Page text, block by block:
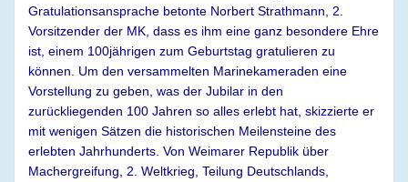
Gratulationsansprache betonte Norbert Strathmann, 2.
Vorsitzender der MK, dass es ihm eine ganz besondere Ehre
ist, einem 100jährigen zum Geburtstag gratulieren zu
können. Um den versammelten Marinekameraden eine
Vorstellung zu geben, was der Jubilar in den
zurückliegenden 100 Jahren so alles erlebt hat, skizzierte er
mit wenigen Sätzen die historischen Meilensteine des
erlebten Jahrhunderts. Von Weimarer Republik über
Machergreifung, 2. Weltkrieg, Teilung Deutschlands,